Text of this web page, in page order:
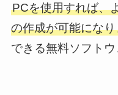
PCを使用すれば、
の作成が可能にな
できる無料ソフトウ